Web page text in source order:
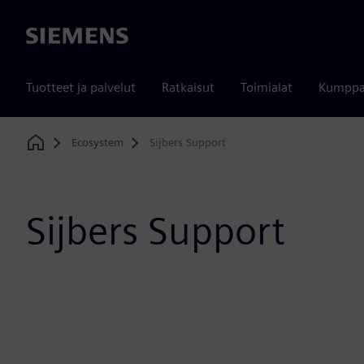
Siemens
Tuotteet ja palvelut Ratkaisut Toimialat
Home
Ecosystem Sijbers Support
Sijbers Support